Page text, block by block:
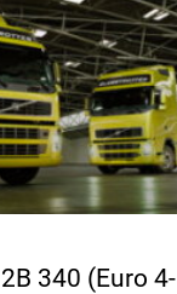
340 (Euro 4-